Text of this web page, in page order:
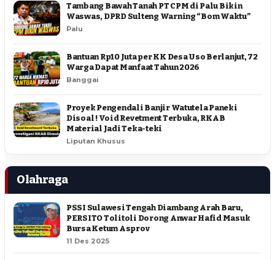
Tambang Bawah Tanah PT CPM di Palu Bikin
Waswas, DPRD Sulteng Warning “Bom Waktu”
Palu
Bantuan Rp10 Juta per KK Desa Uso Berlanjut, 72
Warga Dapat Manfaat Tahun 2026
Banggai
Proyek Pengendali Banjir Watutela Paneki
Disoal ! Void Revetment Terbuka, RKAB
Material Jadi Teka-teki
Liputan Khusus
Olahraga
PSSI Sulawesi Tengah Diambang Arah Baru,
PERSITO Tolitoli Dorong Anwar Hafid Masuk
Bursa Ketum Asprov
11 Des 2025